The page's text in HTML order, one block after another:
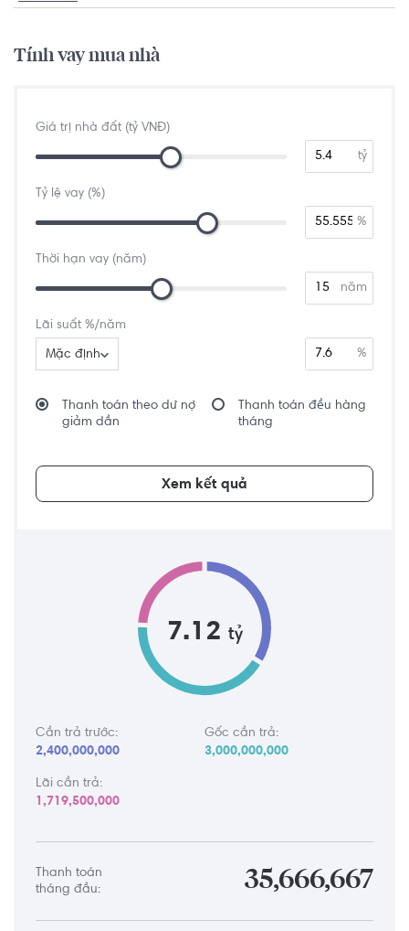
Tính vay mua nhà
Giá trị nhà đất (tỷ VNĐ)
tỷ
Tỷ lệ vay (%)
%
Thời hạn vay (năm)
năm
Lãi suất %/năm
Mặc định %
Thanh toán theo dư nợ
giảm dần
Thanh toán đều hàng
tháng
Xem kết quả
7.12 tỷ
Cần trả trước:
2,400,000,000
Gốc cần trả:
3,000,000,000
Lãi cần trả:
1,719,500,000
Thanh toán
tháng đầu:
35,666,667